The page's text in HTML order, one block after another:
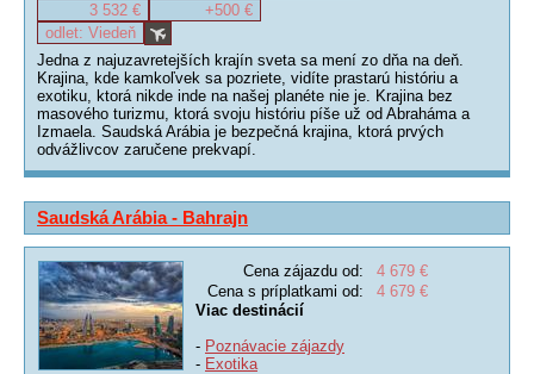
3 532 €
+500 €
odlet: Viedeň
Jedna z najuzavretejších krajín sveta sa mení zo dňa na deň.
Krajina, kde kamkoľvek sa pozriete, vidíte prastarú históriu a
exotiku, ktorá nikde inde na našej planéte nie je. Krajina bez
masového turizmu, ktorá svoju históriu píše už od Abraháma a
Izmaela. Saudská Arábia je bezpečná krajina, ktorá prvých
odvážlivcov zaručene prekvapí.
Saudská Arábia - Bahrajn
Cena zájazdu od:
4 679 €
Cena s príplatkami od:
4 679 €
Viac destinácií
- Poznávacie zájazdy
- Exotika